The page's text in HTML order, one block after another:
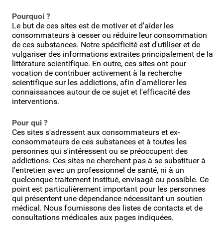
Pourquoi ?
Le but de ces sites est de motiver et d'aider les
consommateurs à cesser ou réduire leur consommation
de ces substances. Notre spécificité est d'utiliser et de
vulgariser des informations extraites principalement de la
littérature scientifique. En outre, ces sites ont pour
vocation de contribuer activement à la recherche
scientifique sur les addictions, afin d'améliorer les
connaissances autour de ce sujet et l'efficacité des
interventions.
Pour qui ?
Ces sites s'adressent aux consommateurs et ex-
consommateurs de ces substances et à toutes les
personnes qui s'intéressent ou se préoccupent des
addictions. Ces sites ne cherchent pas à se substituer à
l'entretien avec un professionnel de santé, ni à un
quelconque traitement institué, envisagé ou possible. Ce
point est particulièrement important pour les personnes
qui présentent une dépendance nécessitant un soutien
médical. Nous fournissons des listes de contacts et de
consultations médicales aux pages indiquées.